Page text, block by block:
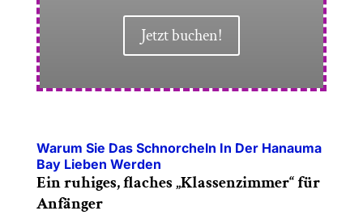
Jetzt buchen!
Warum Sie Das Schnorcheln In Der Hanauma
Bay Lieben Werden
Ein ruhiges, flaches „Klassenzimmer“ für
Anfänger